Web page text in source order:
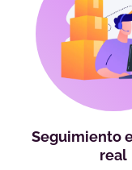
Seguimiento
real